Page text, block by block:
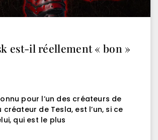
est-il réellement « bon »
pour l’un des créateurs de
créateur de Tesla, est l’un, si ce
qui est le plus